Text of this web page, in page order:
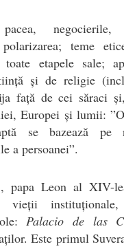
negocierile,
teme
etapele sale;
și de religie
față de cei săraci
Europei și lumii:
se bazează pe
a persoanei”.
papa Leon al XIV-
Palacio de las
Este primul